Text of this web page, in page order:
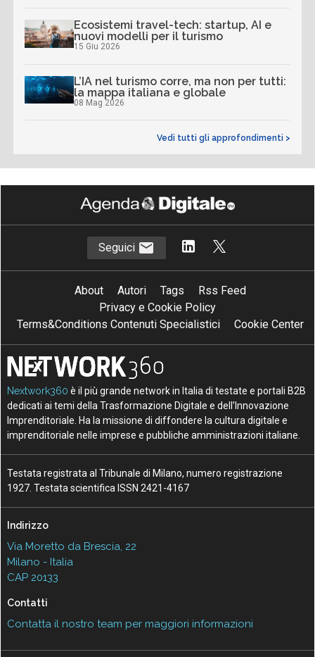
Ecosistemi travel-tech: startup, AI e
nuovi modelli per il turismo
15 Giu 2026
L’IA nel turismo corre, ma non per tutti:
la mappa italiana e globale
08 Mag 2026
Vedi tutti gli approfondimenti >
Seguici
About Autori Tags
Rss Feed
Privacy e Cookie Policy
Terms&Conditions Contenuti Specialistici
Cookie Center
Nextwork360 è il più grande network in Italia di testate e portali B2B
dedicati ai temi della Trasformazione Digitale e dell’Innovazione
Imprenditoriale. Ha la missione di diffondere la cultura digitale e
imprenditoriale nelle imprese e pubbliche amministrazioni italiane.
Testata registrata al Tribunale di Milano, numero registrazione
1927. Testata scientifica ISSN 2421-4167
Indirizzo
Via Moretto da Brescia, 22
Milano - Italia
CAP 20133
Contatti
Contatta il nostro team per maggiori informazioni